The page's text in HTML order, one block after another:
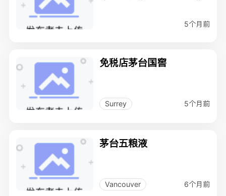
5个月前
免税店茅台国窖
Surrey 5个月前
茅台五粮液
Vancouver 6个月前